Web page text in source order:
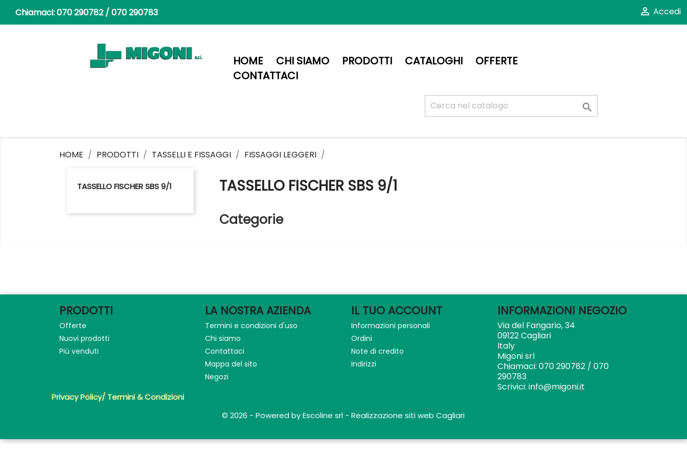
Chiamaci:070 290782 / 070 290783  Accedi
HOME CHI SIAMO PRODOTTI CATALOGHI
OFFERTE
CONTATTACI

HOME PRODOTTI TASSELLI E FISSAGGI FISSAGGI LEGGERI
TASSELLO FISCHER SBS 9/1 TASSELLO FISCHER SBS 9/1
Categorie
PRODOTTI
Offerte
Nuovi prodotti
Più venduti
LA NOSTRA AZIENDA
Termini e condizioni d'uso
Chi siamo
Contattaci
Mappa del sito
Negozi
IL TUO ACCOUNT
Informazioni personali
Ordini
Note di credito
Indirizzi
INFORMAZIONI NEGOZIO
Via del Fangario, 34
09122 Cagliari
Italy
Migoni srl
Chiamaci: 070 290782 / 070
290783
Scrivici: info@migoni.it
Privacy Policy/ Termini & Condizioni
© 2026 - Powered by Escoline srl - Realizzazione siti web Cagliari